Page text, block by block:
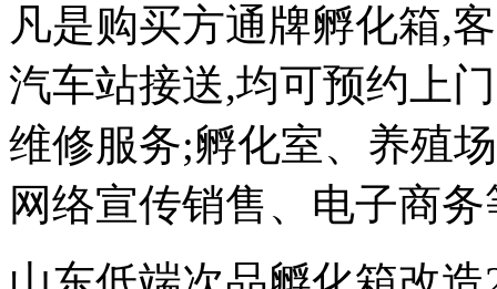
凡是购买方通牌孵化箱,
汽车站接送,均可预约上
维修服务;孵化室、养殖
网络宣传销售、电子商务